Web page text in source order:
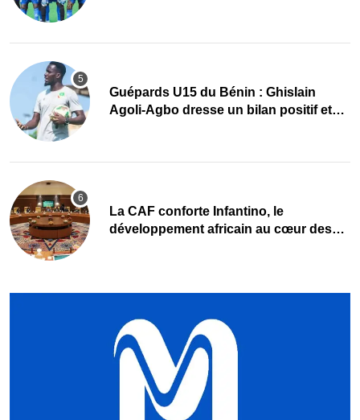
Guépards U15 du Bénin : Ghislain
Agoli-Agbo dresse un bilan positif et
La CAF conforte Infantino, le
développement africain au cœur des